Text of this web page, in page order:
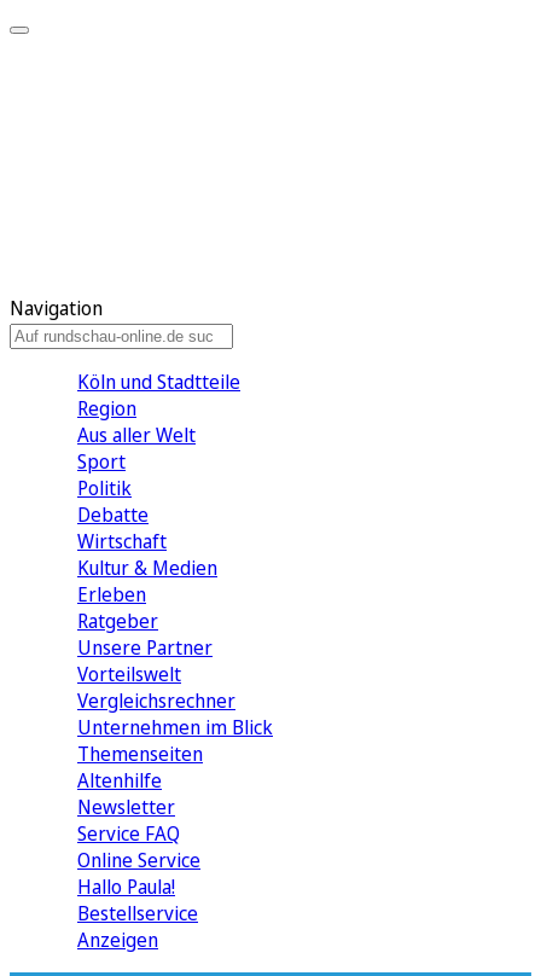
Navigation
Köln und Stadtteile
Region
Aus aller Welt
Sport
Politik
Debatte
Wirtschaft
Kultur & Medien
Erleben
Ratgeber
Unsere Partner
Vorteilswelt
Vergleichsrechner
Unternehmen im Blick
Themenseiten
Altenhilfe
Newsletter
Service FAQ
Online Service
Hallo Paula!
Bestellservice
Anzeigen